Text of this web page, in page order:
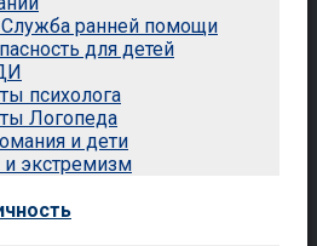
ранней помощи
для детей
психолога
Логопеда
и дети
экстремизм